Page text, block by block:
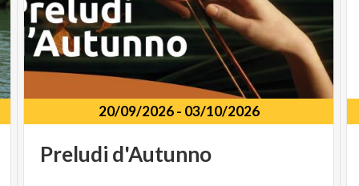
PERCHÉ PARTECIPARE: NATURA,
STORIA E COMUNITÀ PER LE
FAMIGLIE DEL PAVESE
Famiglie in cammino è molto più di una semplice
passeggiata. È un'occasione per favorire la socialità
del patrimonio storico e paesaggistico del territorio
20/09/2026- 03/10/2026
Preludi d'Autunno